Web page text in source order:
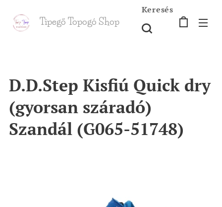
Tipegő Topogó Shop
Keresés
D.D.Step Kisfiú Quick dry
(gyorsan száradó)
Szandál (G065-51748)